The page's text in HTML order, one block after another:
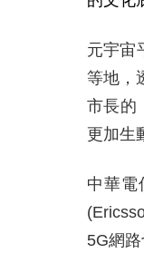
元宇宙
等地，
市長的
更加生
中華電
5G網